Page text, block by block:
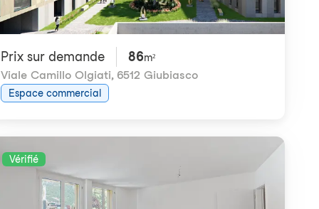
Prix ​​sur demande 86m²
Viale Camillo Olgiati, 6512 Giubiasco
Espace commercial
Vérifié